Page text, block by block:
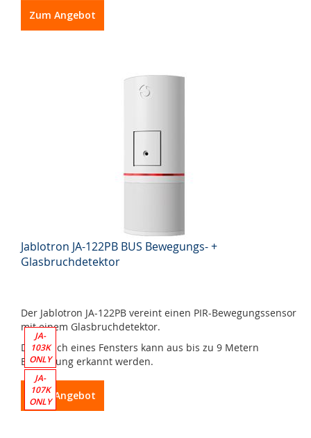
Zum Angebot
Jablotron JA-122PB BUS Bewegungs- +
Glasbruchdetektor
Der Jablotron JA-122PB vereint einen PIR-Bewegungssensor
mit einem Glasbruchdetektor.
Der Bruch eines Fensters kann aus bis zu 9 Metern
Entfernung erkannt werden.
Zum Angebot
JA-
103K
ONLY
JA-
107K
ONLY